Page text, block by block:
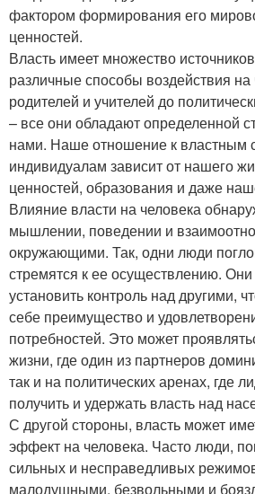
фактором формирования его
ценностей.
Власть имеет множество
различные способы воздействия на
родителей и учителей до
– все они обладают определенной
нами. Наше отношение к властным
индивидуалам зависит от нашего
ценностей, образования и даже
Влияние власти на человека
мышлении, поведении и
окружающими. Так, одни люди
стремятся к ее осуществлению.
установить контроль над другими,
себе преимущество и
потребностей. Это может
жизни, где один из партнеров
так и на политических аренах, где
получить и удержать власть над
С другой стороны, власть может
эффект на человека. Часто люди,
сильных и несправедливых
малодушными, безвольными и